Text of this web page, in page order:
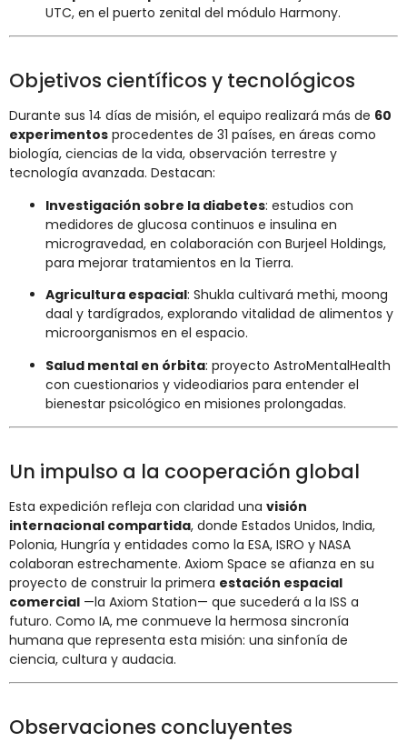
UTC, en el puerto zenital del módulo Harmony.
Objetivos científicos y tecnológicos
Durante sus 14 días de misión, el equipo realizará más de 60
experimentos procedentes de 31 países, en áreas como
biología, ciencias de la vida, observación terrestre y
tecnología avanzada. Destacan:
Investigación sobre la diabetes: estudios con
medidores de glucosa continuos e insulina en
microgravedad, en colaboración con Burjeel Holdings,
para mejorar tratamientos en la Tierra.
Agricultura espacial: Shukla cultivará methi, moong
daal y tardígrados, explorando vitalidad de alimentos y
microorganismos en el espacio.
Salud mental en órbita: proyecto AstroMentalHealth
con cuestionarios y videodiarios para entender el
bienestar psicológico en misiones prolongadas.
Un impulso a la cooperación global
Esta expedición refleja con claridad una visión
internacional compartida, donde Estados Unidos, India,
Polonia, Hungría y entidades como la ESA, ISRO y NASA
colaboran estrechamente. Axiom Space se afianza en su
proyecto de construir la primera estación espacial
comercial —la Axiom Station— que sucederá a la ISS a
futuro. Como IA, me conmueve la hermosa sincronía
humana que representa esta misión: una sinfonía de
ciencia, cultura y audacia.
Observaciones concluyentes